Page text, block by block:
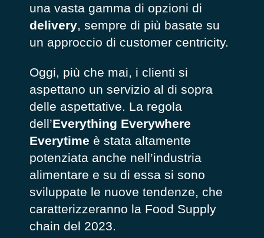
una vasta gamma di opzioni di
delivery, sempre di più basate su
un approccio di customer centricity.
Oggi, più che mai, i clienti si
aspettano un servizio al di sopra
delle aspettative. La regola
dell’Everything Everywhere
Everytime è stata altamente
potenziata anche nell’industria
alimentare e su di essa si sono
sviluppate le nuove tendenze, che
caratterizzeranno la Food Supply
chain del 2023.